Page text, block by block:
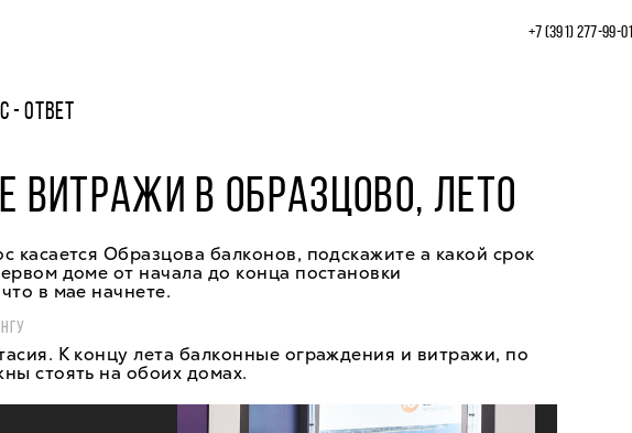
+7 (391) 277‒99‒01
- ОТВЕТ
ВИТРАЖИ В ОБРАЗЦОВО, ЛЕТО
касается Образцова балконов, подскажите а какой срок
доме от начала до конца постановки
в мае начнете.
К концу лета балконные ограждения и витражи, по
стоять на обоих домах.